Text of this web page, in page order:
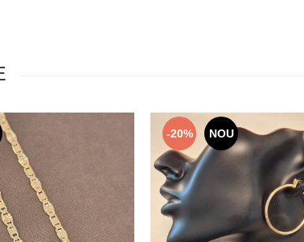
-20% NOU